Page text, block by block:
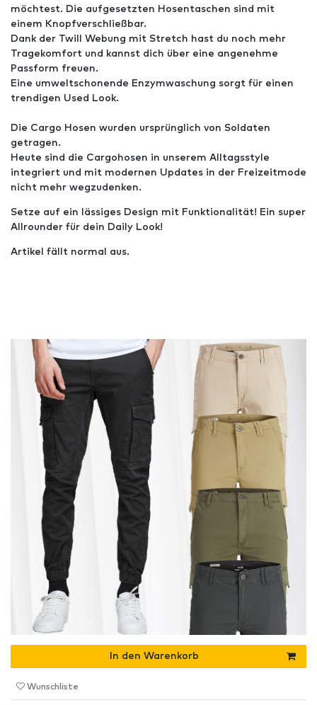
möchtest. Die aufgesetzten Hosentaschen sind mit
einem Knopfverschließbar.
Dank der Twill Webung mit Stretch hast du noch mehr
Tragekomfort und kannst dich über eine angenehme
Passform freuen.
Eine umweltschonende Enzymwaschung sorgt für einen
trendigen Used Look.
Die Cargo Hosen wurden ursprünglich von Soldaten
getragen.
Heute sind die Cargohosen in unserem Alltagsstyle
integriert und mit modernen Updates in der Freizeitmode
nicht mehr wegzudenken.
Setze auf ein lässiges Design mit Funktionalität! Ein super
Allrounder für dein Daily Look!
Artikel fällt normal aus.
In den Warenkorb
Wunschliste